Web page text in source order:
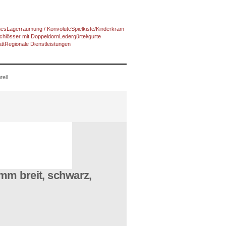
Lagerräumung / KonvoluteSpielkiste/Kinderkram
mit Doppeldorn Ledergürtel/gurte
Regionale Dienstleistungen
breit, schwarz,